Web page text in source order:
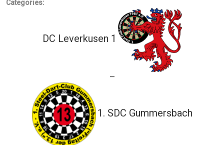
Categories:
DC Leverkusen 1
—
1. SDC Gummersbach